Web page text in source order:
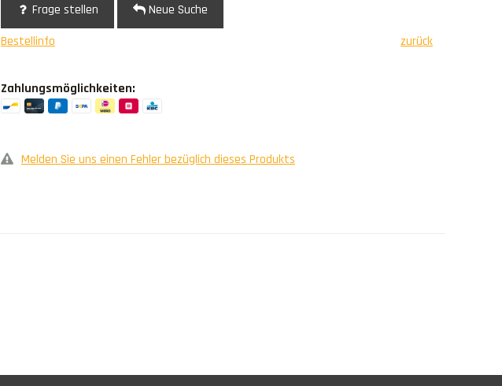
Frage stellen
Neue Suche
Bestellinfo
zurück
Zahlungsmöglichkeiten:
Melden Sie uns einen Fehler bezüglich dieses Produkts